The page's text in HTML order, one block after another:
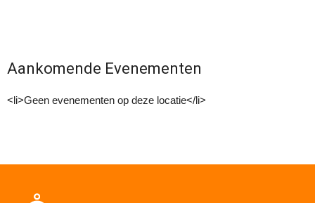
Aankomende Evenementen
<li>Geen evenementen op deze locatie</li>